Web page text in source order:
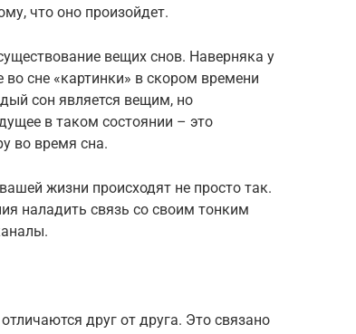
что оно произойдет.
вещих снов. Наверняка у
сне «картинки» в скором времени
сон является вещим, но
в таком состоянии – это
во время сна.
жизни происходят не просто так.
наладить связь со своим тонким
друг от друга. Это связано